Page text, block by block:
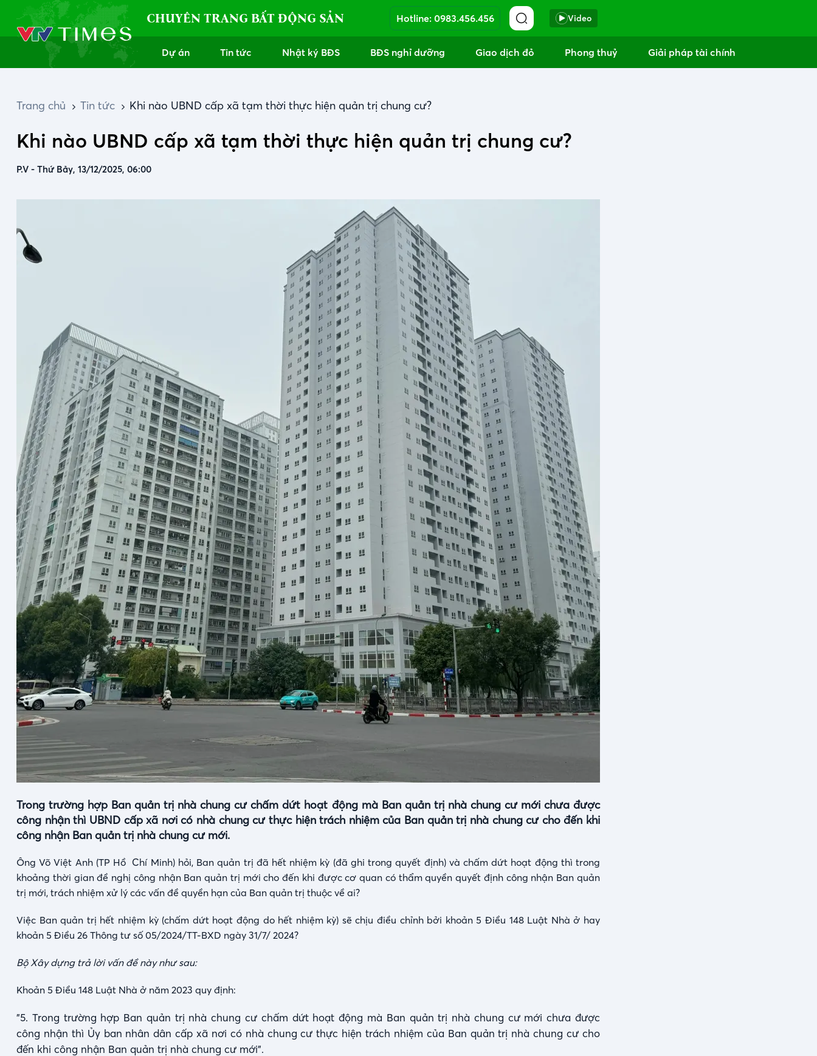
CHUYÊN TRANG BẤT ĐỘNG SẢN Hotline: 0983.456.456 Video
Dự án Tin tức Nhật ký BĐS BĐS nghỉ dưỡng Giao dịch đỏ Phong thuỷ Giải pháp tài chính
Trang chủ Tin tức Khi nào UBND cấp xã tạm thời thực hiện quản trị chung cư?
Khi nào UBND cấp xã tạm thời thực hiện quản trị chung cư?
P.V - Thứ Bảy, 13/12/2025, 06:00
Trong trường hợp Ban quản trị nhà chung cư chấm dứt hoạt động mà Ban quản trị nhà chung cư mới chưa được
công nhận thì UBND cấp xã nơi có nhà chung cư thực hiện trách nhiệm của Ban quản trị nhà chung cư cho đến khi
công nhận Ban quản trị nhà chung cư mới.
Ông Võ Việt Anh (TP Hồ Chí Minh) hỏi, Ban quản trị đã hết nhiệm kỳ (đã ghi trong quyết định) và chấm dứt hoạt động thì trong
khoảng thời gian đề nghị công nhận Ban quản trị mới cho đến khi được cơ quan có thẩm quyền quyết định công nhận Ban quản
trị mới, trách nhiệm xử lý các vấn đề quyền hạn của Ban quản trị thuộc về ai?
Việc Ban quản trị hết nhiệm kỳ (chấm dứt hoạt động do hết nhiệm kỳ) sẽ chịu điều chỉnh bởi khoản 5 Điều 148 Luật Nhà ở hay
khoản 5 Điều 26 Thông tư số 05/2024/TT-BXD ngày 31/7/ 2024?
Bộ Xây dựng trả lời vấn đề này như sau:
Khoản 5 Điều 148 Luật Nhà ở năm 2023 quy định:
"5. Trong trường hợp Ban quản trị nhà chung cư chấm dứt hoạt động mà Ban quản trị nhà chung cư mới chưa được
công nhận thì Ủy ban nhân dân cấp xã nơi có nhà chung cư thực hiện trách nhiệm của Ban quản trị nhà chung cư cho
đến khi công nhận Ban quản trị nhà chung cư mới".